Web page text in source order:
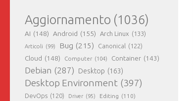
Aggiornamento (1036)
AI (148) Android (155) Arch Linux (133)
Articoli (99) Bug (215) Canonical (122)
Cloud (148) Computer (104) Container (143)
Debian (287) Desktop (163)
Desktop Environment (397)
DevOps (120) Driver (95) Editing (110)